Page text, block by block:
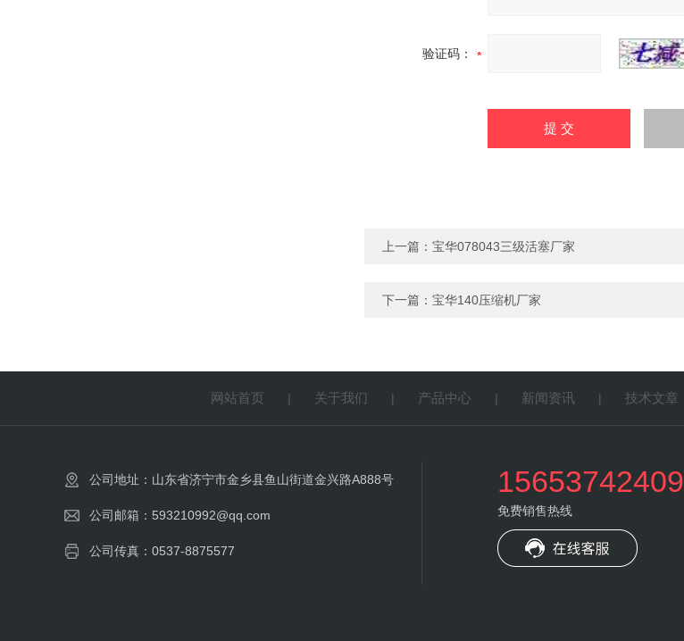
验证码：
上一篇： 宝华078043三级活塞厂家
下一篇： 宝华140压缩机厂家
网站首页 | 关于我们 | 产品中心 | 新闻资讯 | 技术文章
公司地址：山东省济宁市金乡县鱼山街道金兴路A888号
公司邮箱：593210992@qq.com
公司传真：0537-8875577
15653742409
免费销售热线